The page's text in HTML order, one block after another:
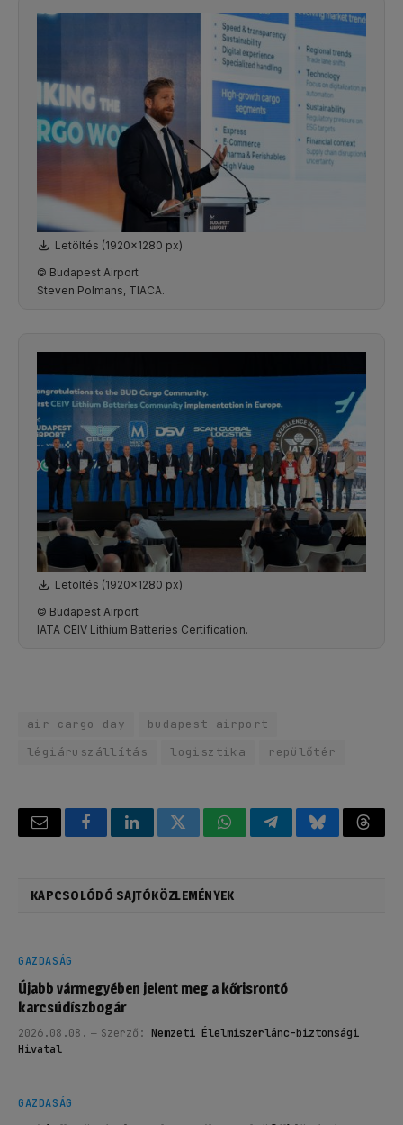
Letöltés (1920x1280 px)
© Budapest Airport
Steven Polmans, TIACA.
Letöltés (1920x1280 px)
© Budapest Airport
IATA CEIV Lithium Batteries Certification.
air cargo day
budapest airport
légiáruszállítás
logisztika repülőtér
Email FacebookLinkedInTwitterWhatsAppTelegramBluesky
KAPCSOLÓDÓ SAJTÓKÖZLEMÉNYEK
GAZDASÁG
Újabb vármegyében jelent meg a kőrisrontó
karcsúdíszbogár
2026.08.08. Szerző: Nemzeti Élelmiszerlánc-biztonsági
Hivatal
GAZDASÁG